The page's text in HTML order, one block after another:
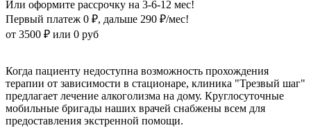
Или оформите рассрочку на 3-6-12 мес!
Первый платеж 0 ₽, дальше 290 ₽/мес!
от 3500 ₽ или 0 руб
Когда пациенту недоступна возможность прохождения
терапии от зависимости в стационаре, клиника "Трезвый шаг"
предлагает лечение алкоголизма на дому. Круглосуточные
мобильные бригады наших врачей снабжены всем для
предоставления экстренной помощи.